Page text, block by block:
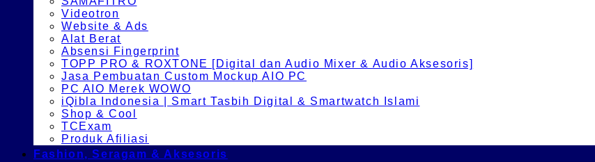
Videotron
Website & Ads
Alat Berat
Absensi Fingerprint
TOPP PRO & ROXTONE [Digital dan Audio Mixer & Audio Aksesoris]
Jasa Pembuatan Custom Mockup AIO PC
PC AIO Merek WOWO
iQibla Indonesia | Smart Tasbih Digital & Smartwatch Islami
Shop & Cool
TCExam
Produk Afiliasi
Fashion, Seragam & Aksesoris